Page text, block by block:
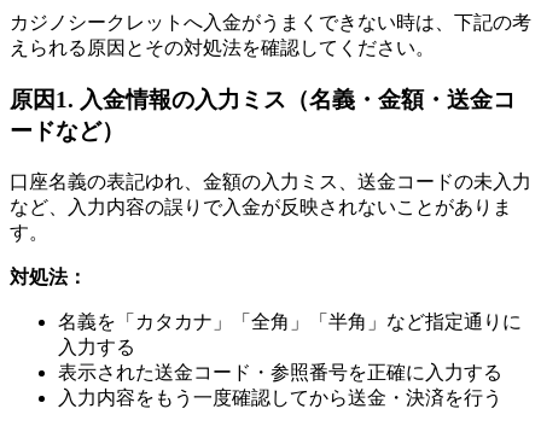
カジノシークレットへ入金がうまくできない時は、下記の考
えられる原因とその対処法を確認してください。
原因1. 入金情報の入力ミス（名義・金額・送金コ
ードなど）
口座名義の表記ゆれ、金額の入力ミス、送金コードの未入力
など、入力内容の誤りで入金が反映されないことがありま
す。
対処法：
名義を「カタカナ」「全角」「半角」など指定通りに
入力する
表示された送金コード・参照番号を正確に入力する
入力内容をもう一度確認してから送金・決済を行う